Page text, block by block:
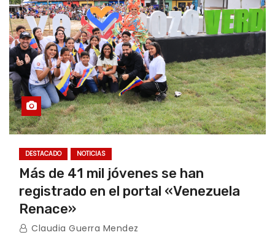
DESTACADO NOTICIAS
Más de 41 mil jóvenes se han
registrado en el portal «Venezuela
Renace»
Claudia Guerra Mendez